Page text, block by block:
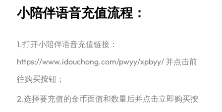
小陪伴语音充值流程：
1.打开小陪伴语音充值链接：
https://www.idouchong.com/pwyy/xpbyy/ 并点击前
往购买按钮；
2.选择要充值的金币面值和数量后并点击立即购买按